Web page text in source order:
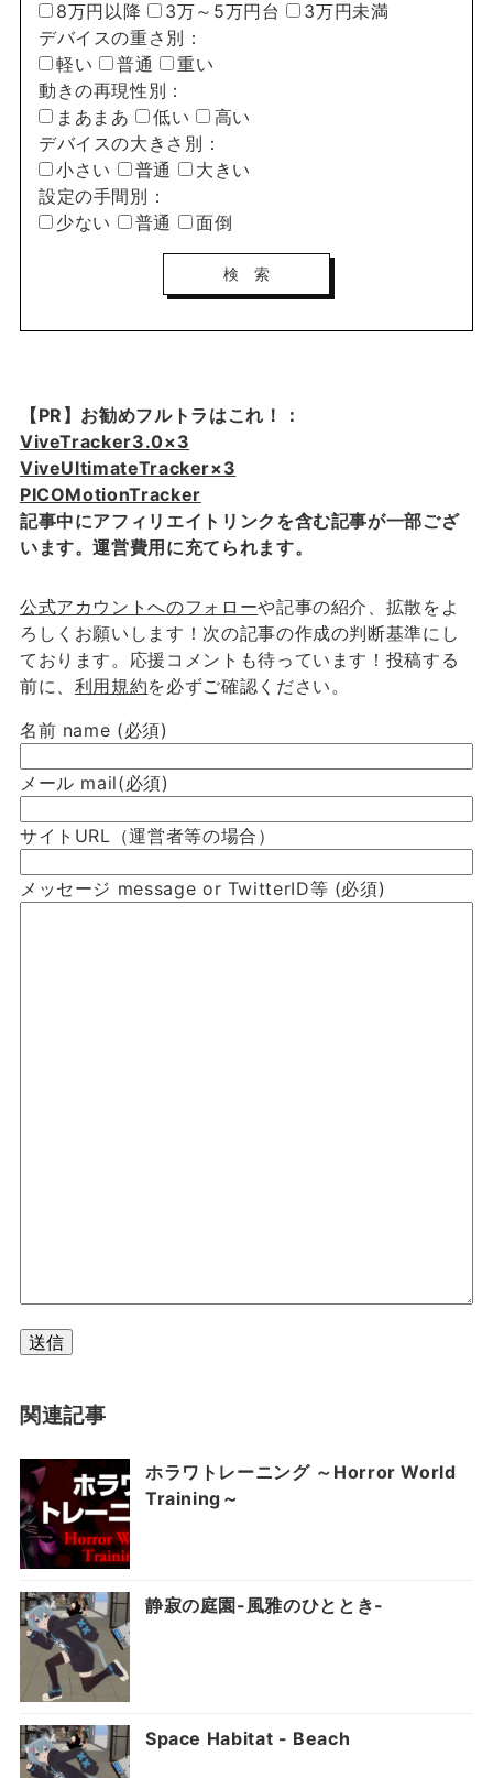
8万円以降 3万～5万円台
3万円未満
デバイスの重さ別：
軽い
普通
重い
動きの再現性別：
まあまあ
低い
高い
デバイスの大きさ別：
小さい
普通
大きい
設定の手間別：
少ない
普通 面倒
【PR】お勧めフルトラはこれ！：
ViveTracker3.0×3
ViveUltimateTracker×3
PICOMotionTracker
記事中にアフィリエイトリンクを含む記事が一部ござ
います。運営費用に充てられます。
公式アカウントへのフォローや記事の紹介、拡散をよ
ろしくお願いします！次の記事の作成の判断基準にし
ております。応援コメントも待っています！投稿する
前に、 利用規約を必ずご確認ください。
名前 name (必須)
メール mail(必須)
サイトURL（運営者等の場合）
メッセージ message or TwitterID等 (必須)
送信
関連記事
ホラワトレーニング ～Horror World
Training～
静寂の庭園-風雅のひととき-
Space Habitat - Beach